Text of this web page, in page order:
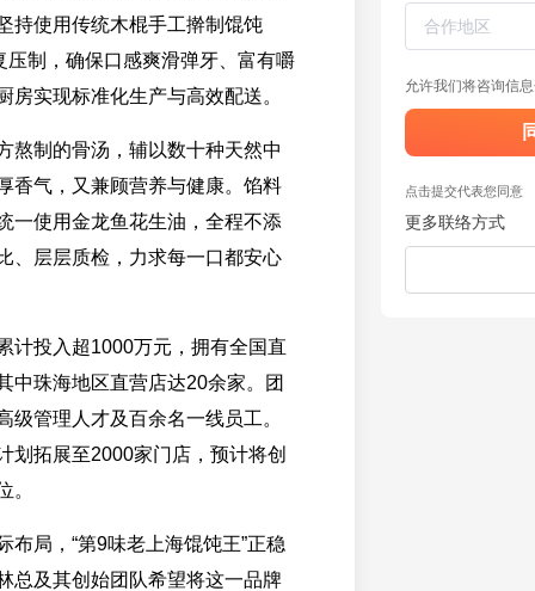
持使用传统木棍手工擀制馄饨
压制，确保口感爽滑弹牙、富有嚼
房实现标准化生产与高效配送。
熬制的骨汤，辅以数十种天然中
香气，又兼顾营养与健康。馅料
一使用金龙鱼花生油，全程不添
、层层质检，力求每一口都安心
计投入超1000万元，拥有全国直
中珠海地区直营店达20余家。团
级管理人才及百余名一线员工。
划拓展至2000家门店，预计将创
。
布局，“第9味老上海馄饨王”正稳
总及其创始团队希望将这一品牌
允许我们将咨询信
点击提交代表您同意
更多联络方式